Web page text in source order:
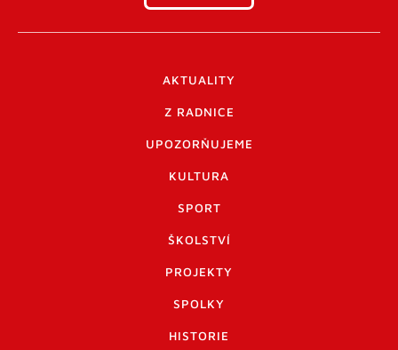
AKTUALITY
Z RADNICE
UPOZORŇUJEME
KULTURA
SPORT
ŠKOLSTVÍ
PROJEKTY
SPOLKY
HISTORIE